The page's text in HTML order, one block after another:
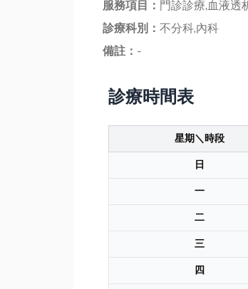
服務項目： 門診診療,血液透
診療科別： 不分科,內科
備註： -
診療時間表
星期＼時段
日
一
二
三
四